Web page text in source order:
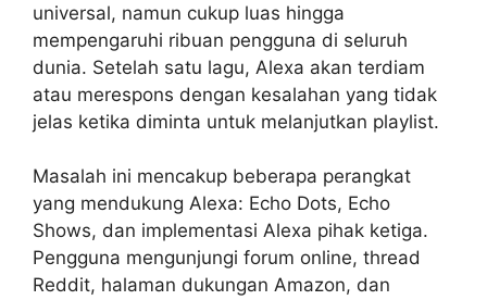
universal, namun cukup luas hingga
mempengaruhi ribuan pengguna di seluruh
dunia. Setelah satu lagu, Alexa akan terdiam
atau merespons dengan kesalahan yang tidak
jelas ketika diminta untuk melanjutkan playlist.
Masalah ini mencakup beberapa perangkat
yang mendukung Alexa: Echo Dots, Echo
Shows, dan implementasi Alexa pihak ketiga.
Pengguna mengunjungi forum online, thread
Reddit, halaman dukungan Amazon, dan